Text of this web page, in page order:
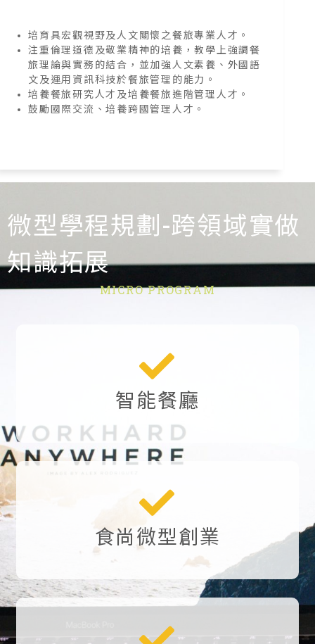
培育具宏觀視野及人文關懷之餐旅專業人才。
注重倫理道德及敬業精神的培養，教學上強調餐
旅理論與實務的結合，並加強人文素養、外國語
文及運用資訊科技於餐旅管理的能力。
培養餐旅研究人才及培養餐旅進階管理人才。
鼓勵國際交流、培養跨國管理人才。
微型學程規劃-跨領域實做
知識拓展
MICRO PROGRAM
智能餐廳
食尚微型創業